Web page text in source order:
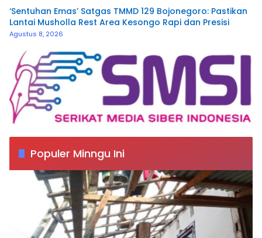
‘Sentuhan Emas’ Satgas TMMD 129 Bojonegoro: Pastikan
Lantai Musholla Rest Area Kesongo Rapi dan Presisi
Agustus 8, 2026
Populer Minngu Ini